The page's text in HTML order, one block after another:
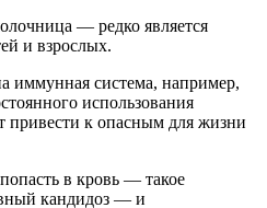
— редко является
и взрослых.
иммунная система, например,
использования
привести к опасным для жизни
в кровь — такое
кандидоз — и